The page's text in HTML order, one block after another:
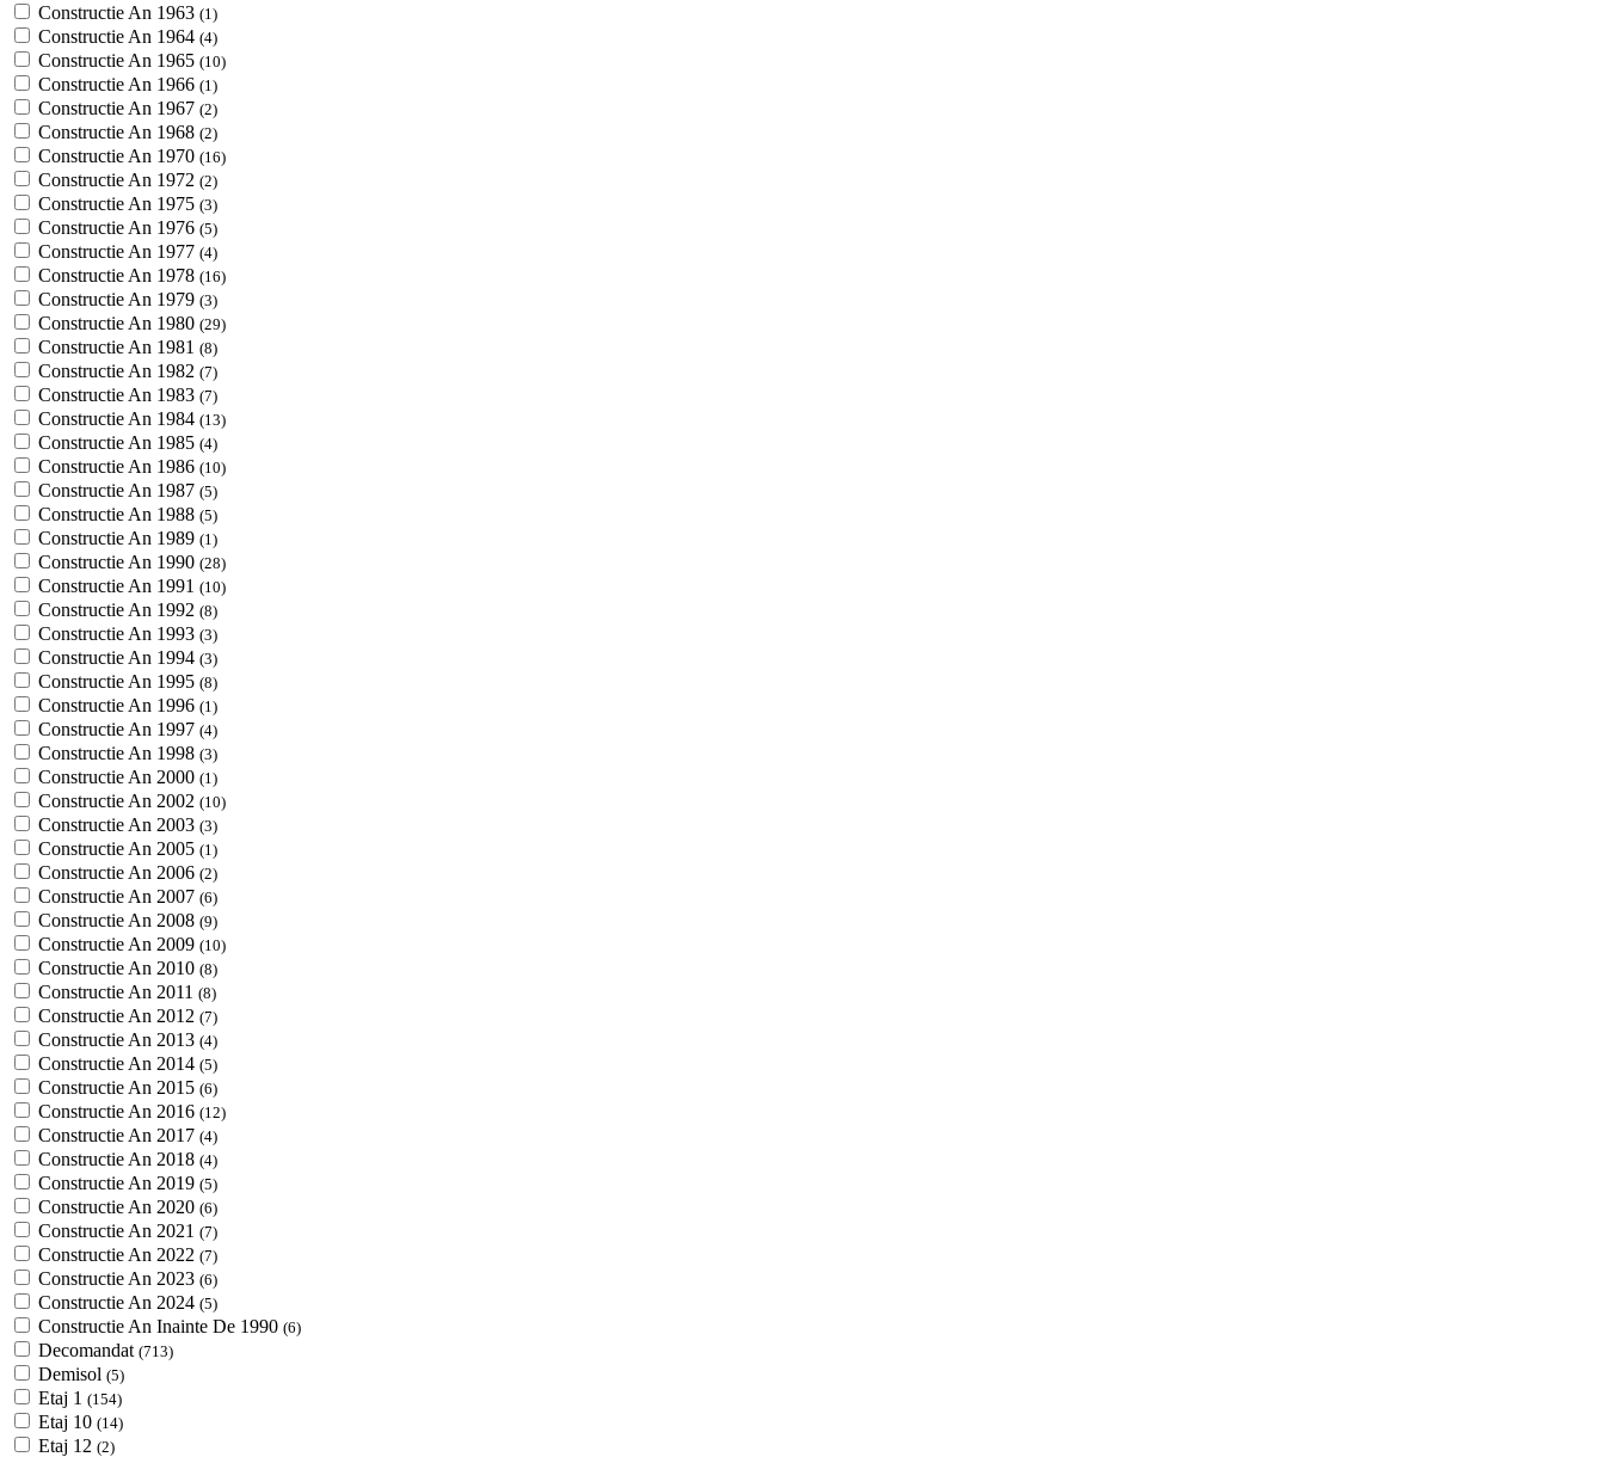
Constructie An 1963 (1)
Constructie An 1964 (4)
Constructie An 1965 (10)
Constructie An 1966 (1)
Constructie An 1967 (2)
Constructie An 1968 (2)
Constructie An 1970 (16)
Constructie An 1972 (2)
Constructie An 1975 (3)
Constructie An 1976 (5)
Constructie An 1977 (4)
Constructie An 1978 (16)
Constructie An 1979 (3)
Constructie An 1980 (29)
Constructie An 1981 (8)
Constructie An 1982 (7)
Constructie An 1983 (7)
Constructie An 1984 (13)
Constructie An 1985 (4)
Constructie An 1986 (10)
Constructie An 1987 (5)
Constructie An 1988 (5)
Constructie An 1989 (1)
Constructie An 1990 (28)
Constructie An 1991 (10)
Constructie An 1992 (8)
Constructie An 1993 (3)
Constructie An 1994 (3)
Constructie An 1995 (8)
Constructie An 1996 (1)
Constructie An 1997 (4)
Constructie An 1998 (3)
Constructie An 2000 (1)
Constructie An 2002 (10)
Constructie An 2003 (3)
Constructie An 2005 (1)
Constructie An 2006 (2)
Constructie An 2007 (6)
Constructie An 2008 (9)
Constructie An 2009 (10)
Constructie An 2010 (8)
Constructie An 2011 (8)
Constructie An 2012 (7)
Constructie An 2013 (4)
Constructie An 2014 (5)
Constructie An 2015 (6)
Constructie An 2016 (12)
Constructie An 2017 (4)
Constructie An 2018 (4)
Constructie An 2019 (5)
Constructie An 2020 (6)
Constructie An 2021 (7)
Constructie An 2022 (7)
Constructie An 2023 (6)
Constructie An 2024 (5)
Constructie An Inainte De 1990 (6)
Decomandat (713)
Demisol (5)
Etaj 1 (154)
Etaj 10 (14)
Etaj 12 (2)